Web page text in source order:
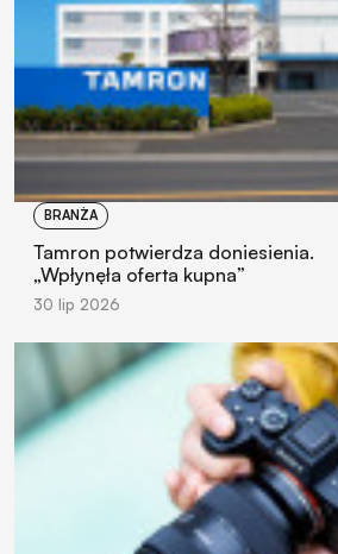
BRANŻA
Tamron potwierdza doniesienia.
„Wpłynęła oferta kupna”
30 lip 2026